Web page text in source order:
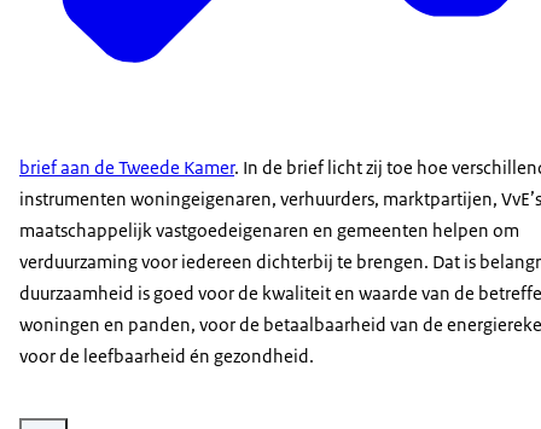
brief aan de Tweede Kamer. In de brief licht zij toe hoe
instrumenten woningeigenaren, verhuurders, marktpartijen,
maatschappelijk vastgoedeigenaren en gemeenten helpen om
verduurzaming voor iedereen dichterbij te brengen. Dat is
duurzaamheid is goed voor de kwaliteit en waarde van de
woningen en panden, voor de betaalbaarheid van de
voor de leefbaarheid én gezondheid.
Vergroot afbeelding Een woning waar nieuwe raamkozijnen geplaatst